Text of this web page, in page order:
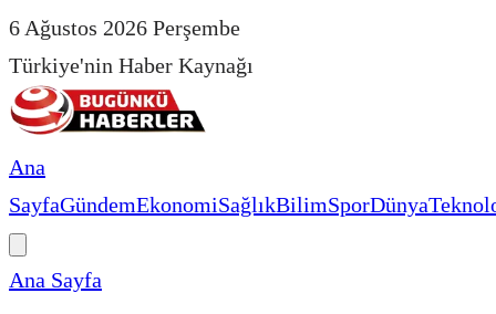
6 Ağustos 2026 Perşembe
Türkiye'nin Haber Kaynağı
Ana
SayfaGündemEkonomiSağlıkBilimSporDünya
Ana Sayfa